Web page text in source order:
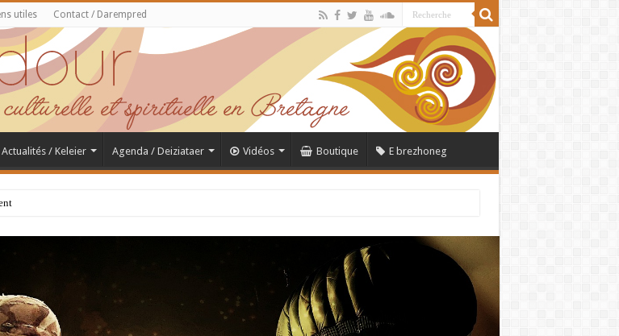
utiles Contact / Darempred
Actualités / Keleier Agenda / Deiziataer Vidéos Boutique E brezhoneg